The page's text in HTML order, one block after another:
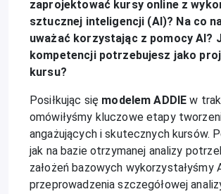
zaprojektować kursy online z
sztucznej inteligencji (AI)? Na co
uważać korzystając z pomocy AI?
kompetencji potrzebujesz jako
kursu?
Posiłkując się modelem ADDIE w
omówiłyśmy kluczowe etapy
angażujących i skutecznych kursów.
jak na bazie otrzymanej analizy
założeń bazowych wykorzystałyśmy
przeprowadzenia szczegółowej